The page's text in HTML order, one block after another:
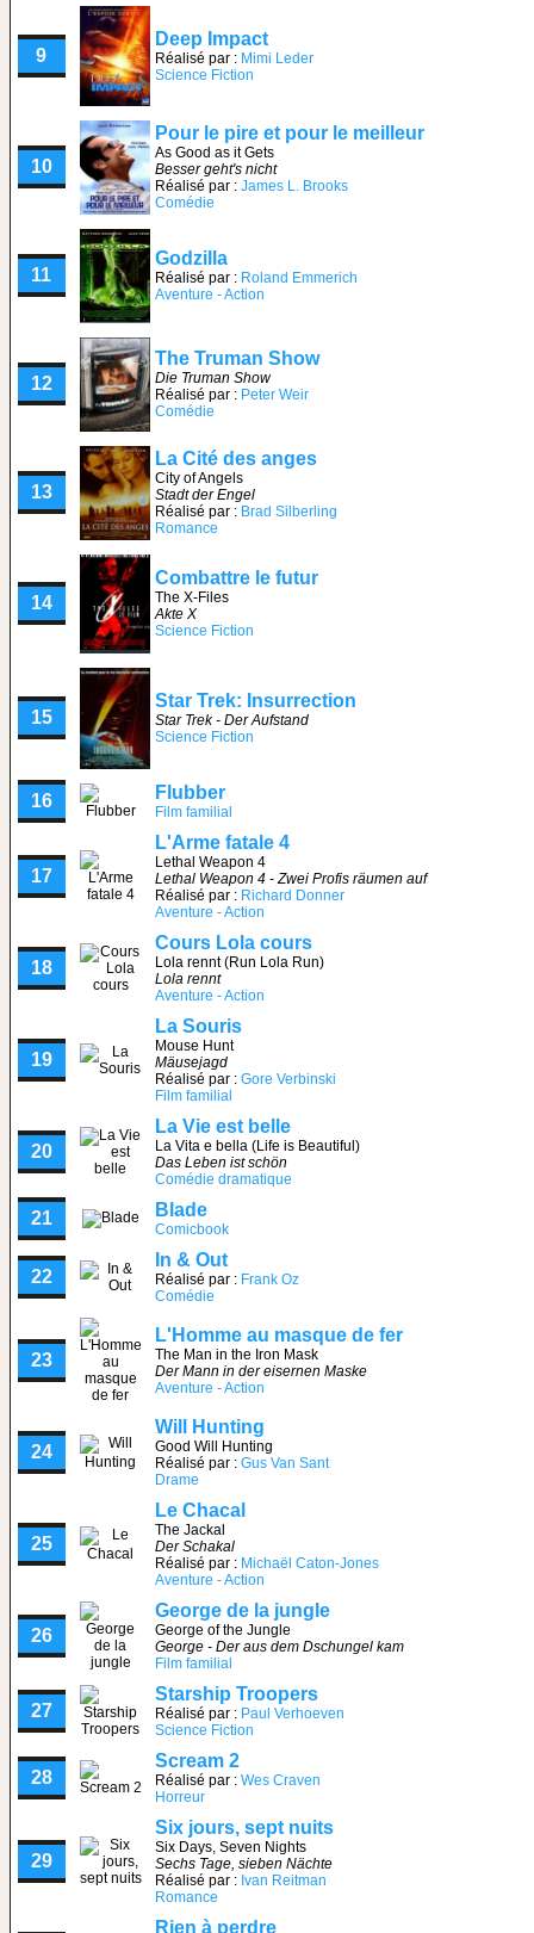
9
Deep Impact
Réalisé par : Mimi Leder
Science Fiction
10
Pour le pire et pour le meilleur
As Good as it Gets
Besser geht's nicht
Réalisé par : James L. Brooks
Comédie
11
Godzilla
Réalisé par : Roland Emmerich
Aventure - Action
12
The Truman Show
Die Truman Show
Réalisé par : Peter Weir
Comédie
13
La Cité des anges
City of Angels
Stadt der Engel
Réalisé par : Brad Silberling
Romance
14
Combattre le futur
The X-Files
Akte X
Science Fiction
15
Star Trek: Insurrection
Star Trek - Der Aufstand
Science Fiction
16 Flubber
Film familial
17
L'Arme fatale 4
Lethal Weapon 4
Lethal Weapon 4 - Zwei Profis räumen auf
Réalisé par : Richard Donner
Aventure - Action
18
Cours Lola cours
Lola rennt (Run Lola Run)
Lola rennt
Aventure - Action
19
La Souris
Mouse Hunt
Mäusejagd
Réalisé par : Gore Verbinski
Film familial
20
La Vie est belle
La Vita e bella (Life is Beautiful)
Das Leben ist schön
Comédie dramatique
21 Blade
Comicbook
22
In & Out
Réalisé par : Frank Oz
Comédie
23
L'Homme au masque de fer
The Man in the Iron Mask
Der Mann in der eisernen Maske
Aventure - Action
24
Will Hunting
Good Will Hunting
Réalisé par : Gus Van Sant
Drame
25
Le Chacal
The Jackal
Der Schakal
Réalisé par : Michaël Caton-Jones
Aventure - Action
26
George de la jungle
George of the Jungle
George - Der aus dem Dschungel kam
Film familial
27
Starship Troopers
Réalisé par : Paul Verhoeven
Science Fiction
28
Scream 2
Réalisé par : Wes Craven
Horreur
29
Six jours, sept nuits
Six Days, Seven Nights
Sechs Tage, sieben Nächte
Réalisé par : Ivan Reitman
Romance
Rien à perdre